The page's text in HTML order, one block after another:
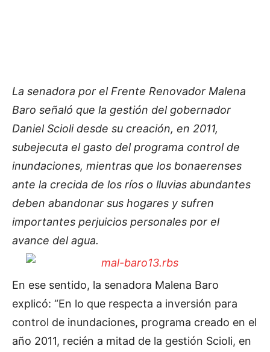
La senadora por el Frente Renovador Malena
Baro señaló que la gestión del gobernador
Daniel Scioli desde su creación, en 2011,
subejecuta el gasto del programa control de
inundaciones, mientras que los bonaerenses
ante la crecida de los ríos o lluvias abundantes
deben abandonar sus hogares y sufren
importantes perjuicios personales por el
avance del agua.
En ese sentido, la senadora Malena Baro
explicó: “En lo que respecta a inversión para
control de inundaciones, programa creado en el
año 2011, recién a mitad de la gestión Scioli, en